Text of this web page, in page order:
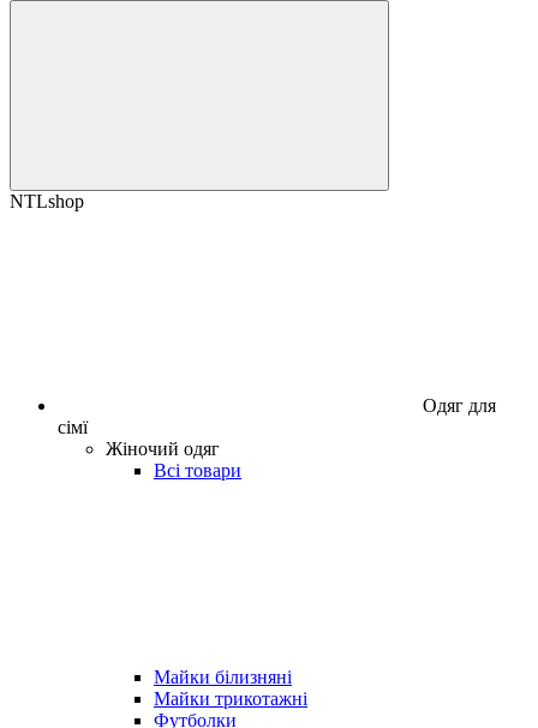
NTLshop
Одяг для
сімї
Жіночий одяг
Всі товари
Майки білизняні
Майки трикотажні
Футболки